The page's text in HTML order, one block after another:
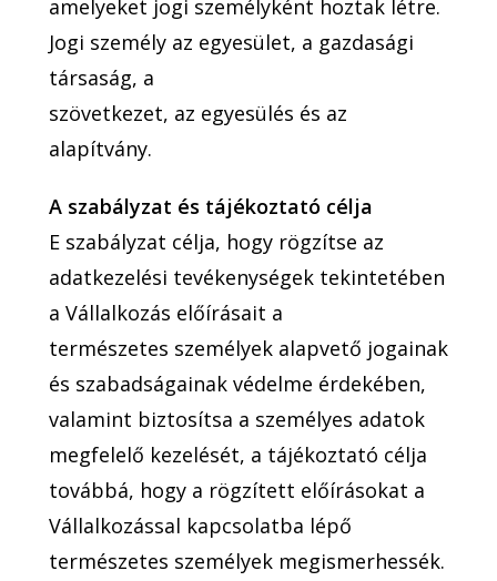
amelyeket jogi személyként hoztak létre.
Jogi személy az egyesület, a gazdasági
társaság, a
szövetkezet, az egyesülés és az
alapítvány.
A szabályzat és tájékoztató célja
E szabályzat célja, hogy rögzítse az
adatkezelési tevékenységek tekintetében
a Vállalkozás előírásait a
természetes személyek alapvető jogainak
és szabadságainak védelme érdekében,
valamint biztosítsa a személyes adatok
megfelelő kezelését, a tájékoztató célja
továbbá, hogy a rögzített előírásokat a
Vállalkozással kapcsolatba lépő
természetes személyek megismerhessék.